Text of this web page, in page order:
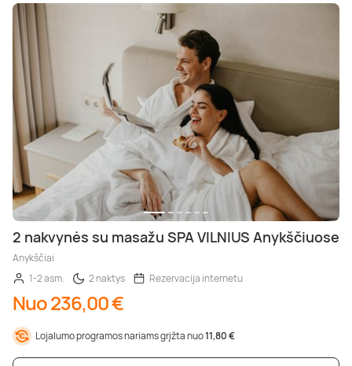
2 nakvynės su masažu SPA VILNIUS Anykščiuose
Anykščiai
1-2 asm.
2 naktys Rezervacija internetu
Nuo 236,00 €
Lojalumo programos nariams grįžta nuo11,80 €